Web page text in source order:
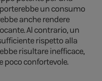
un consumo
anche rendere
Al contrario, un
rispetto alla
risultare inefficace,
poco confortevole.